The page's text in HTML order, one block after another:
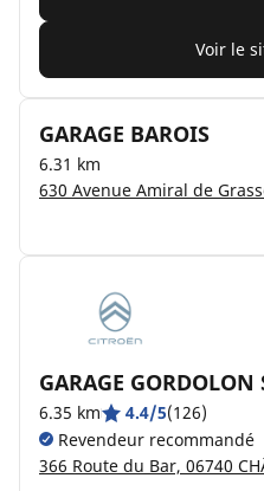
Voir le
GARAGE BAROIS
6.31 km
630 Avenue Amiral de
GARAGE GORDOLON
6.35 km 4.4/5(126)
Revendeur recommandé
366 Route du Bar, 06740